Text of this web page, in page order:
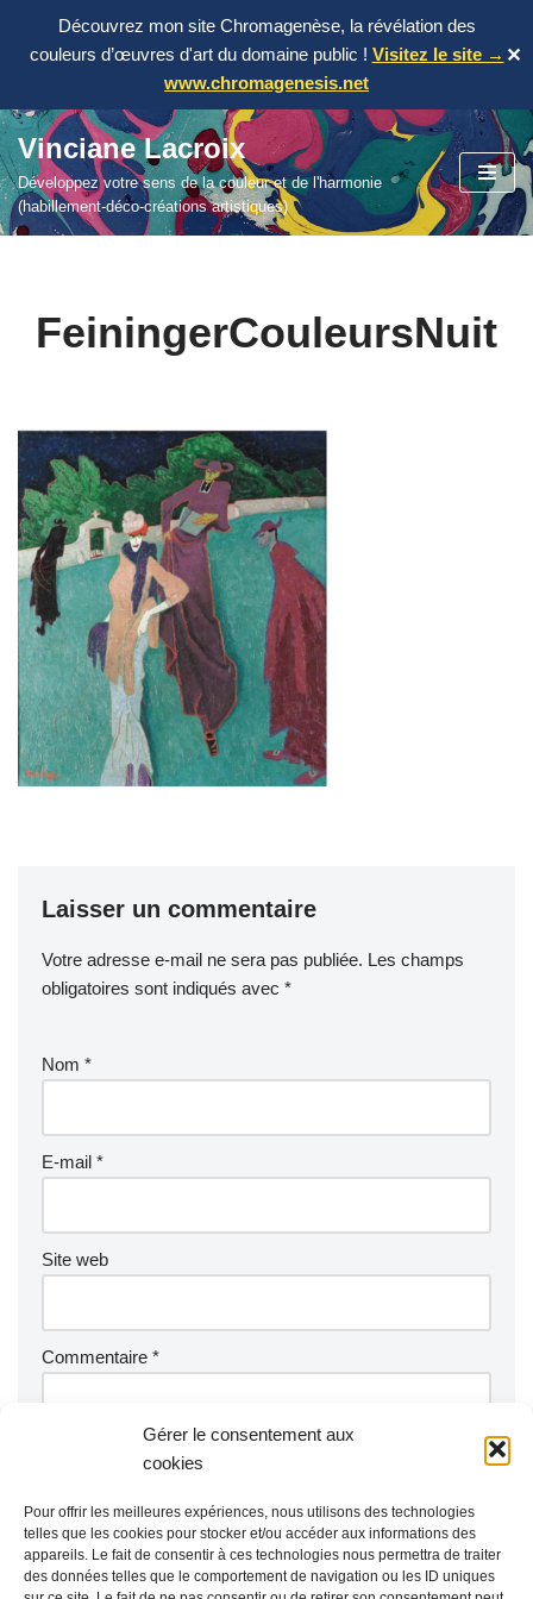
Gérer le consentement aux
cookies
Pour offrir les meilleures expériences, nous utilisons des technologies
telles que les cookies pour stocker et/ou accéder aux informations des
appareils. Le fait de consentir à ces technologies nous permettra de traiter
des données telles que le comportement de navigation ou les ID uniques
Découvrez mon site Chromagenèse, la révélation des
couleurs d’œuvres d'art du domaine public ! Visitez le site →
www.chromagenesis.net
✕
Aller
au
contenu
Vinciane Lacroix
Développez votre sens de la couleur et de l'harmonie
(habillement-déco-créations artistiques)
FeiningerCouleursNuit
Laisser un commentaire
Votre adresse e-mail ne sera pas publiée. Les champs
obligatoires sont indiqués avec *
Nom *
E-mail *
Site web
Commentaire *